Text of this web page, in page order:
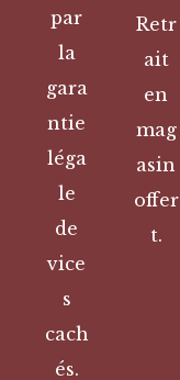
par
la
gara
ntie
léga
le
de
vice
s
cach
és.
Retr
ait
en
mag
asin
offer
t.